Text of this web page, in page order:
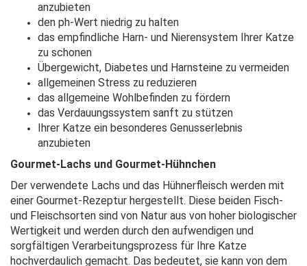
anzubieten
den ph-Wert niedrig zu halten
das empfindliche Harn- und Nierensystem Ihrer Katze
zu schonen
Übergewicht, Diabetes und Harnsteine zu vermeiden
allgemeinen Stress zu reduzieren
das allgemeine Wohlbefinden zu fördern
das Verdauungssystem sanft zu stützen
Ihrer Katze ein besonderes Genusserlebnis
anzubieten
Gourmet-Lachs und Gourmet-Hühnchen
Der verwendete Lachs und das Hühnerfleisch werden mit
einer Gourmet-Rezeptur hergestellt. Diese beiden Fisch-
und Fleischsorten sind von Natur aus von hoher biologischer
Wertigkeit und werden durch den aufwendigen und
sorgfältigen Verarbeitungsprozess für Ihre Katze
hochverdaulich gemacht. Das bedeutet, sie kann von dem